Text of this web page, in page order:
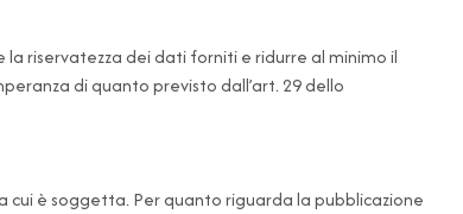
riservatezza dei dati forniti e ridurre al minimo il
di quanto previsto dall’art. 29 dello
cui è soggetta. Per quanto riguarda la pubblicazione